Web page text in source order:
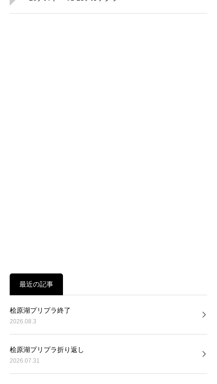
最近の記事
桧原湖プリプラ終了
2026.08.3
桧原湖プリプラ折り返し
2026.07.31